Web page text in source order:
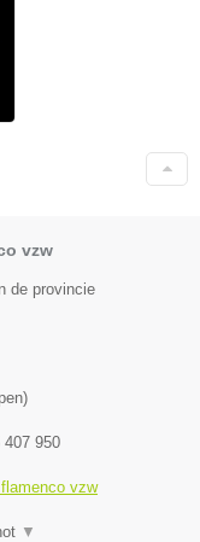
vzw
de provincie
)
407 950
vzw
▼